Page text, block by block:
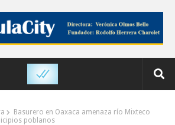
Basurero en Oaxaca amenaza río Mixteco
poblanos